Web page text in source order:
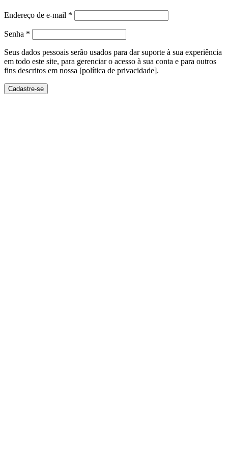
Endereço de e-mail *
Senha *
Seus dados pessoais serão usados ​​para dar suporte à sua experiência
em todo este site, para gerenciar o acesso à sua conta e para outros
fins descritos em nossa [política de privacidade].
Cadastre-se